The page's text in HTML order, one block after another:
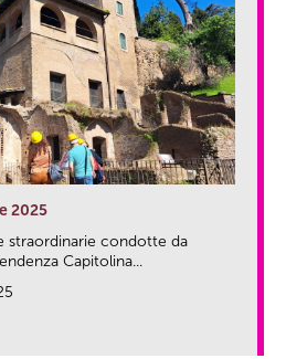
2025
straordinarie condotte da
Capitolina...